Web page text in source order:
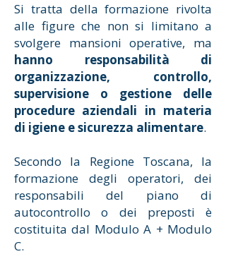
Si tratta della formazione rivolta
alle figure che non si limitano a
svolgere mansioni operative, ma
hanno responsabilità di
organizzazione, controllo,
supervisione o gestione delle
procedure aziendali in materia
di igiene e sicurezza alimentare.
Secondo la Regione Toscana, la
formazione degli operatori, dei
responsabili del piano di
autocontrollo o dei preposti è
costituita dal Modulo A + Modulo
C.